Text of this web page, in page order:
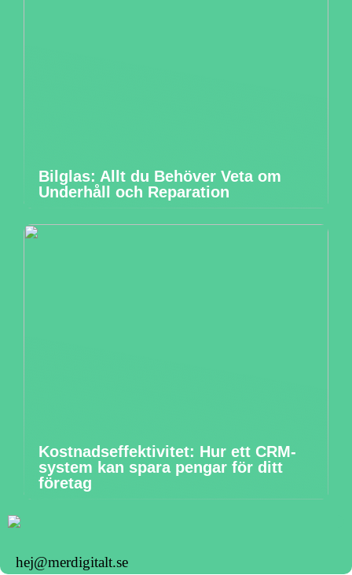
Bilglas: Allt du Behöver Veta om
Underhåll och Reparation
Kostnadseffektivitet: Hur ett CRM-
system kan spara pengar för ditt
företag
hej@merdigitalt.se